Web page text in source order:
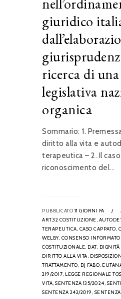
giuridico
ricerca di
legislativa
organica
Sommario: 1.
diritto alla vita e
terapeutica – 2. Il
riconoscimento del...
PUBBLICATO 11 GIORNI FA /
ART.32 COSTITUZIONE,
TERAPEUTICA, CASO CAPPATO,
WELBY, CONSENSO INFORMATO,
COSTITUZIONALE, DAT,
DIRITTO ALLA VITA,
TRATTAMENTO, DJ FABO,
219/2017, LEGGE REGIONALE
VITA, SENTENZA 135/2024,
SENTENZA 242/2019,